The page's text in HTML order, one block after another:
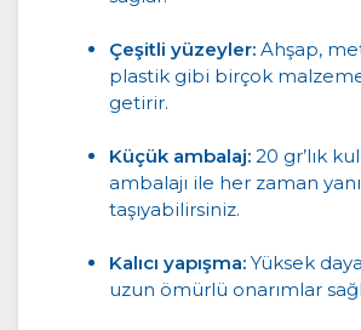
Çeşitli yüzeyler: Ahşap,
plastik gibi birçok
getirir.
Küçük ambalaj: 20 gr’lık
ambalajı ile her zaman
taşıyabilirsiniz.
Kalıcı yapışma: Yüksek
uzun ömürlü onarımlar